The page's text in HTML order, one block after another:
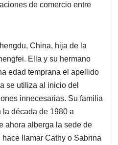
de comercio entre
China, hija de la
Ella y su hermano
edad temprana el apellido
se utiliza al inicio del
innecesarias. Su familia
década de 1980 a
ahora alberga la sede de
llamar Cathy o Sabrina